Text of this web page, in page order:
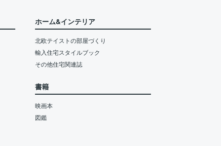
ホーム&インテリア
北欧テイストの部屋づくり
輸入住宅スタイルブック
その他住宅関連誌
書籍
映画本
図鑑